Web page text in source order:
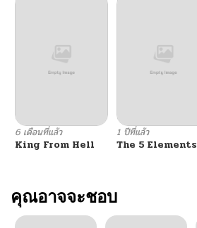
6 เดือนที่แล้ว
King From Hell
1 ปีที่แล้ว
The 5 Elements
คุณอาจจะชอบ